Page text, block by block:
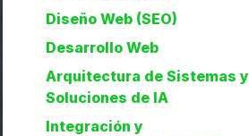
Diseño Web (SEO)
Desarrollo Web
Arquitectura de Sistemas y
Soluciones de IA
Integración y